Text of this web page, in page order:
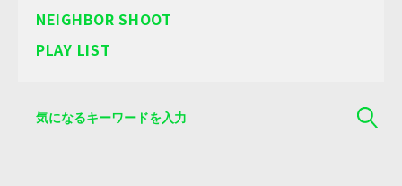
NEIGHBOR SHOOT
PLAY LIST